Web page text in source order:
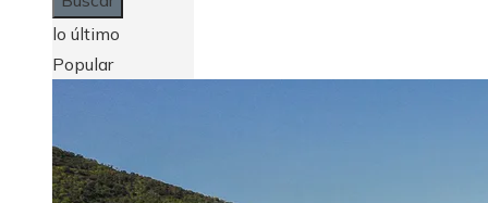
lo último
Popular